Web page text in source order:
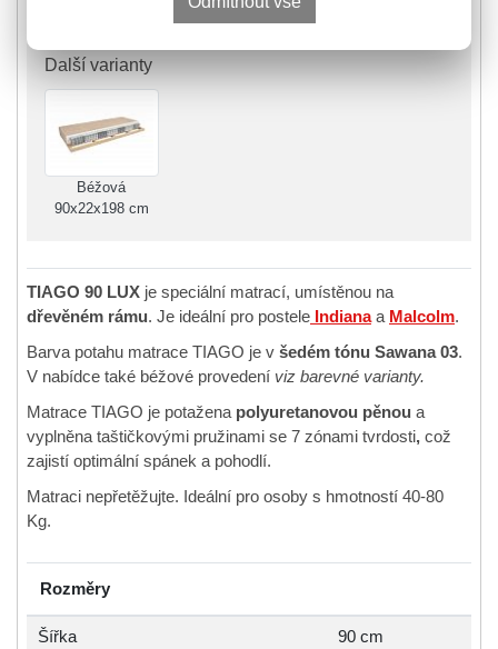
Další varianty
Béžová
90x22x198 cm
TIAGO 90 LUX je speciální matrací, umístěnou na
dřevěném rámu. Je ideální pro postele Indianaa Malcolm.
Barva potahu matrace TIAGO je v šedém tónu Sawana 03.
V nabídce také béžové provedení viz barevné varianty.
Matrace TIAGO je potažena polyuretanovou pěnou a
vyplněna taštičkovými pružinami se 7 zónami tvrdosti, což
zajistí optimální spánek a pohodlí.
Matraci nepřetěžujte. Ideální pro osoby s hmotností 40-80
Kg.
Rozměry
Šířka 90 cm